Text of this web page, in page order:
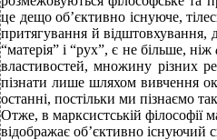
це дещо об’єктивно існуюче,
притягування й відштовхування,
“матерія” і “рух”, є не більше, ніж
властивостей, множину різних
пізнати лише шляхом вивчення
останні, постільки ми пізнаємо
Отже, в марксистській філософії
відображає об’єктивно існуючий